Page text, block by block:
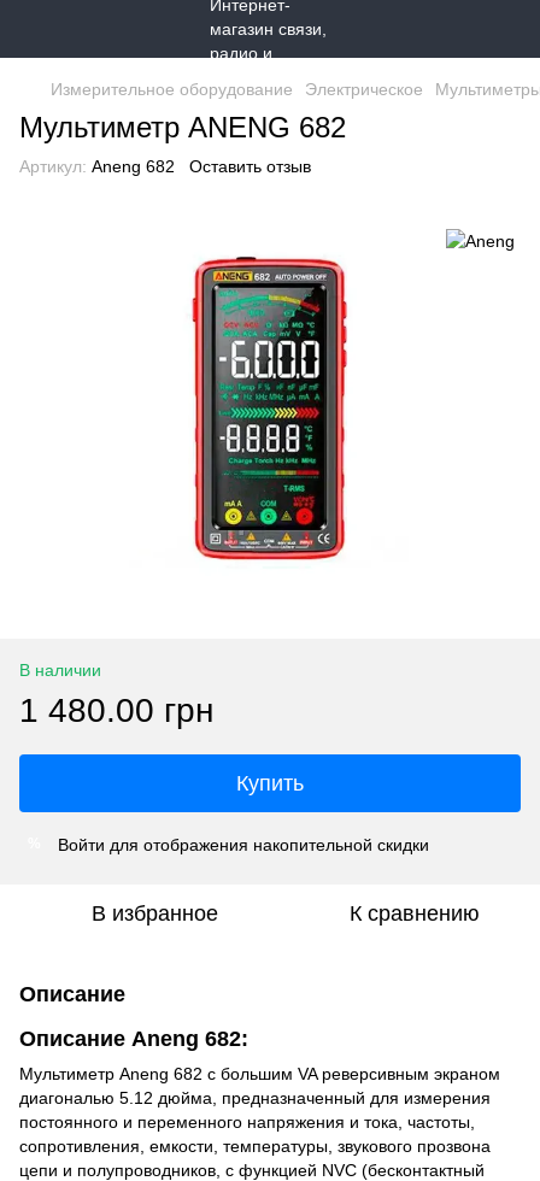
Измерительное оборудование Электрическое
Мультиметр ANENG 682
Артикул: Aneng 682 Оставить отзыв
В наличии
1 480.00 грн
Купить
Войти для отображения накопительной скидки
В избранное К сравнению
Описание
Описание Aneng 682:
Мультиметр Aneng 682 с большим VA реверсивным экраном
диагональю 5.12 дюйма, предназначенный для измерения
постоянного и переменного напряжения и тока, частоты,
сопротивления, емкости, температуры, звукового прозвона
цепи и полупроводников, с функцией NVC (бесконтактный